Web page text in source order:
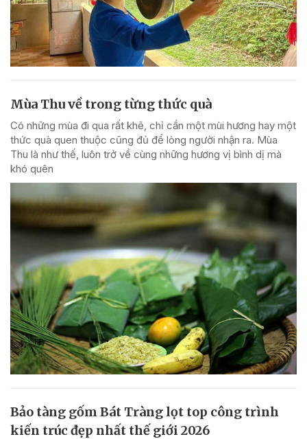
Mùa Thu về trong từng thức quà
Có những mùa đi qua rất khẽ, chỉ cần một mùi hương hay một
thức quà quen thuộc cũng đủ để lòng người nhận ra. Mùa
Thu là như thế, luôn trở về cùng những hương vị bình dị mà
khó quên
Bảo tàng gốm Bát Tràng lọt top công trình
kiến trúc đẹp nhất thế giới 2026